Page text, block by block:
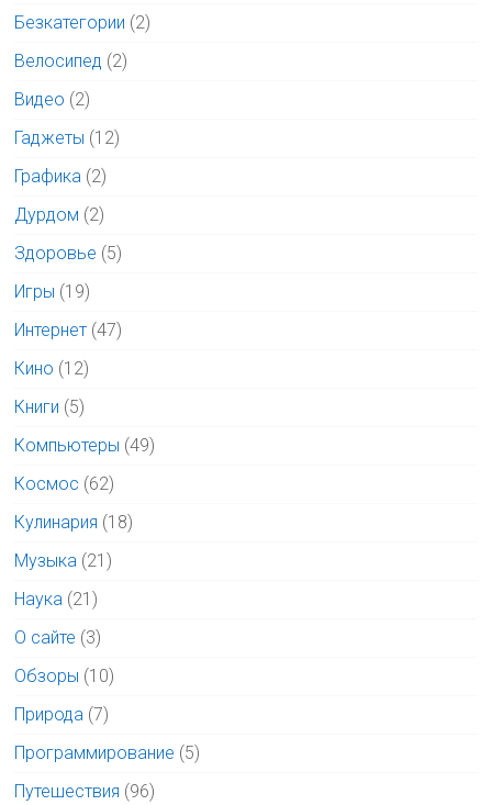
Безкатегории (2)
Велосипед (2)
Видео (2)
Гаджеты (12)
Графика (2)
Дурдом (2)
Здоровье (5)
Игры (19)
Интернет (47)
Кино (12)
Книги (5)
Компьютеры (49)
Космос (62)
Кулинария (18)
Музыка (21)
Наука (21)
О сайте (3)
Обзоры (10)
Природа (7)
Программирование (5)
Путешествия (96)